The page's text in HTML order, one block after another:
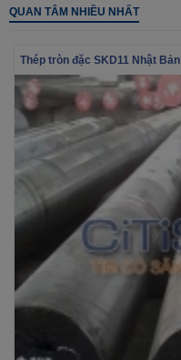
QUAN TÂM NHIỀU NHẤT
Thép tròn đặc SKD11 Nhật Bản